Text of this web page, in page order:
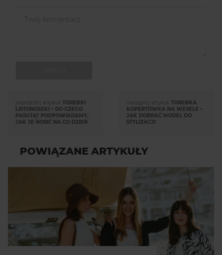
poprzedni artykuł: TOREBKI
LISTONOSZKI – DO CZEGO
PASUJĄ? PODPOWIADAMY,
JAK JE NOSIĆ NA CO DZIEŃ
następny artykuł: TOREBKA
KOPERTÓWKA NA WESELE –
JAK DOBRAĆ MODEL DO
STYLIZACJI
POWIĄZANE ARTYKUŁY